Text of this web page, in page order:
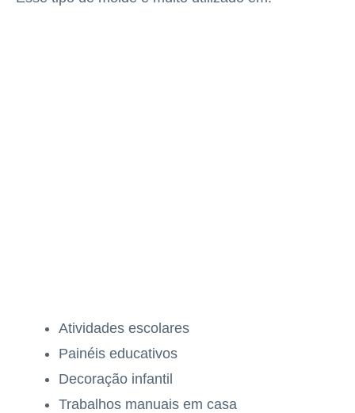
Atividades escolares
Painéis educativos
Decoração infantil
Trabalhos manuais em casa